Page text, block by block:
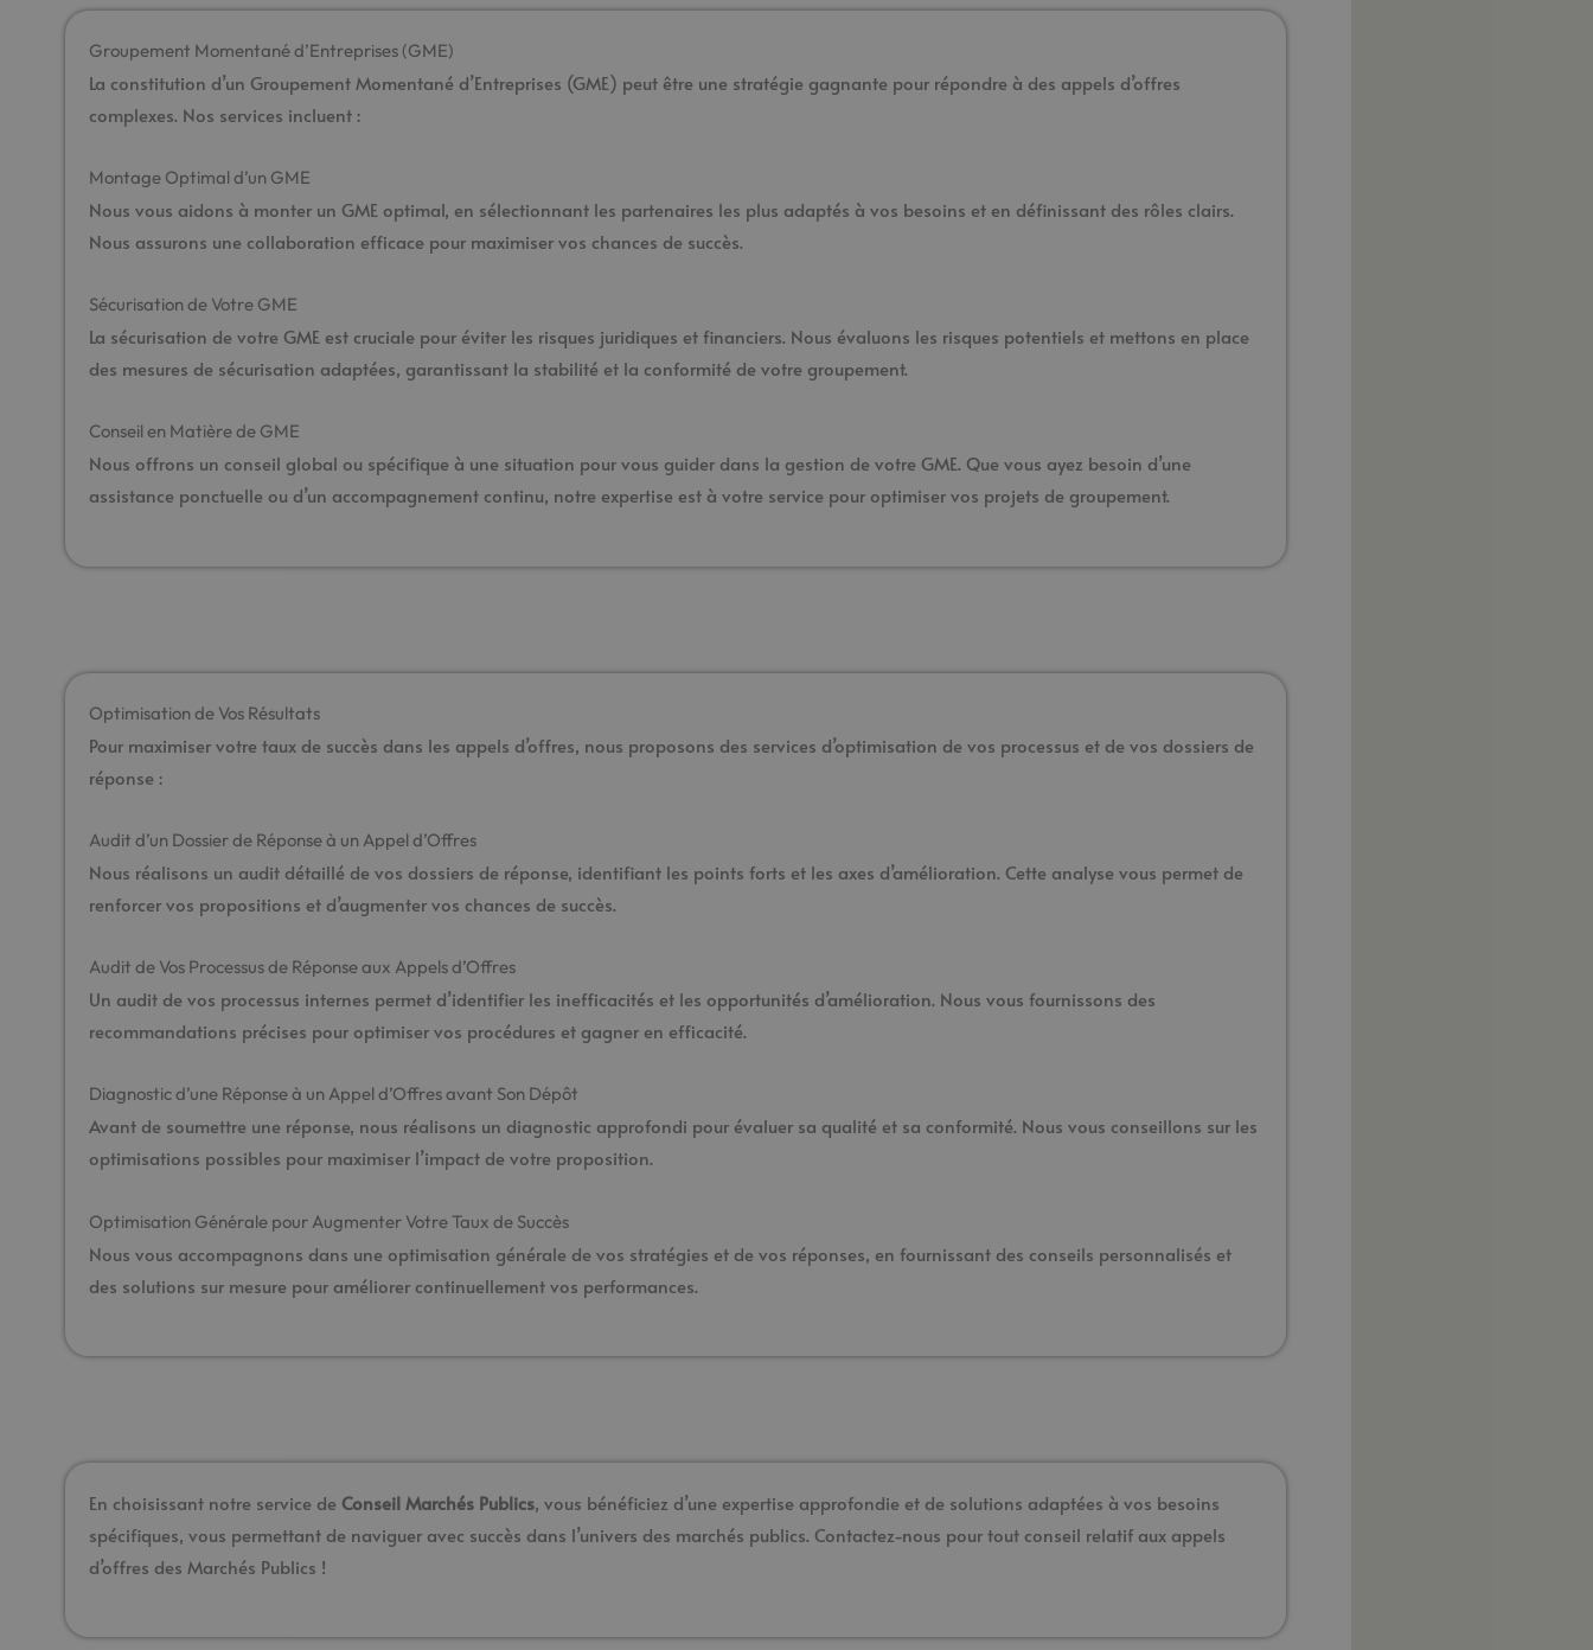
Groupement Momentané d’Entreprises (GME)
La constitution d’un Groupement Momentané d’Entreprises (GME) peut être une stratégie gagnante pour répondre à des appels d’offres
complexes. Nos services incluent :
Montage Optimal d’un GME
Nous vous aidons à monter un GME optimal, en sélectionnant les partenaires les plus adaptés à vos besoins et en définissant des rôles clairs.
Nous assurons une collaboration efficace pour maximiser vos chances de succès.
Sécurisation de Votre GME
La sécurisation de votre GME est cruciale pour éviter les risques juridiques et financiers. Nous évaluons les risques potentiels et mettons en place
des mesures de sécurisation adaptées, garantissant la stabilité et la conformité de votre groupement.
Conseil en Matière de GME
Nous offrons un conseil global ou spécifique à une situation pour vous guider dans la gestion de votre GME. Que vous ayez besoin d’une
assistance ponctuelle ou d’un accompagnement continu, notre expertise est à votre service pour optimiser vos projets de groupement.
Optimisation de Vos Résultats
Pour maximiser votre taux de succès dans les appels d’offres, nous proposons des services d’optimisation de vos processus et de vos dossiers de
réponse :
Audit d’un Dossier de Réponse à un Appel d’Offres
Nous réalisons un audit détaillé de vos dossiers de réponse, identifiant les points forts et les axes d’amélioration. Cette analyse vous permet de
renforcer vos propositions et d’augmenter vos chances de succès.
Audit de Vos Processus de Réponse aux Appels d’Offres
Un audit de vos processus internes permet d’identifier les inefficacités et les opportunités d’amélioration. Nous vous fournissons des
recommandations précises pour optimiser vos procédures et gagner en efficacité.
Diagnostic d’une Réponse à un Appel d’Offres avant Son Dépôt
Avant de soumettre une réponse, nous réalisons un diagnostic approfondi pour évaluer sa qualité et sa conformité. Nous vous conseillons sur les
optimisations possibles pour maximiser l’impact de votre proposition.
Optimisation Générale pour Augmenter Votre Taux de Succès
Nous vous accompagnons dans une optimisation générale de vos stratégies et de vos réponses, en fournissant des conseils personnalisés et
des solutions sur mesure pour améliorer continuellement vos performances.
En choisissant notre service de Conseil Marchés Publics, vous bénéficiez d’une expertise approfondie et de solutions adaptées à vos besoins
spécifiques, vous permettant de naviguer avec succès dans l’univers des marchés publics. Contactez-nous pour tout conseil relatif aux appels
d’offres des Marchés Publics !